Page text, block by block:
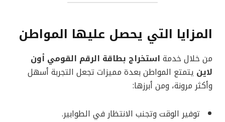
المزايا التي يحصل عليها المواطن
من خلال خدمة استخراج بطاقة الرقم القومي أون
لاين يتمتع المواطن بعدة مميزات تجعل التجربة أسهل
وأكثر مرونة، ومن أبرزها:
توفير الوقت وتجنب الانتظار في الطوابير.